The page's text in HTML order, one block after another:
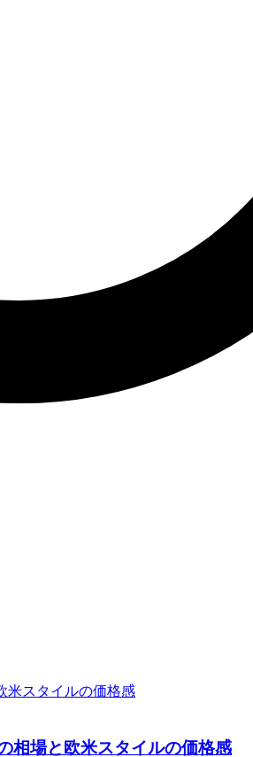
相場と欧米スタイルの価格感